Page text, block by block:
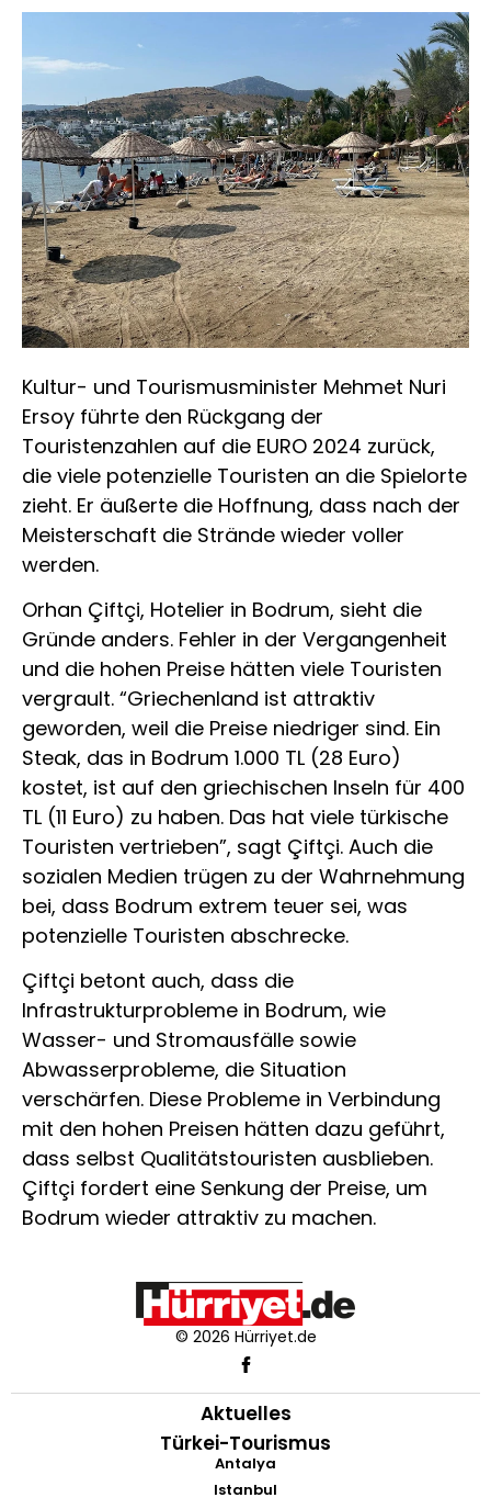
Kultur- und Tourismusminister Mehmet Nuri
Ersoy führte den Rückgang der
Touristenzahlen auf die EURO 2024 zurück,
die viele potenzielle Touristen an die Spielorte
zieht. Er äußerte die Hoffnung, dass nach der
Meisterschaft die Strände wieder voller
werden.
Orhan Çiftçi, Hotelier in Bodrum, sieht die
Gründe anders. Fehler in der Vergangenheit
und die hohen Preise hätten viele Touristen
vergrault. “Griechenland ist attraktiv
geworden, weil die Preise niedriger sind. Ein
Steak, das in Bodrum 1.000 TL (28 Euro)
kostet, ist auf den griechischen Inseln für 400
TL (11 Euro) zu haben. Das hat viele türkische
Touristen vertrieben”, sagt Çiftçi. Auch die
sozialen Medien trügen zu der Wahrnehmung
bei, dass Bodrum extrem teuer sei, was
potenzielle Touristen abschrecke.
Çiftçi betont auch, dass die
Infrastrukturprobleme in Bodrum, wie
Wasser- und Stromausfälle sowie
Abwasserprobleme, die Situation
verschärfen. Diese Probleme in Verbindung
mit den hohen Preisen hätten dazu geführt,
dass selbst Qualitätstouristen ausblieben.
Çiftçi fordert eine Senkung der Preise, um
Bodrum wieder attraktiv zu machen.
© 2026 Hürriyet.de
Aktuelles
Türkei-Tourismus
Antalya
Istanbul